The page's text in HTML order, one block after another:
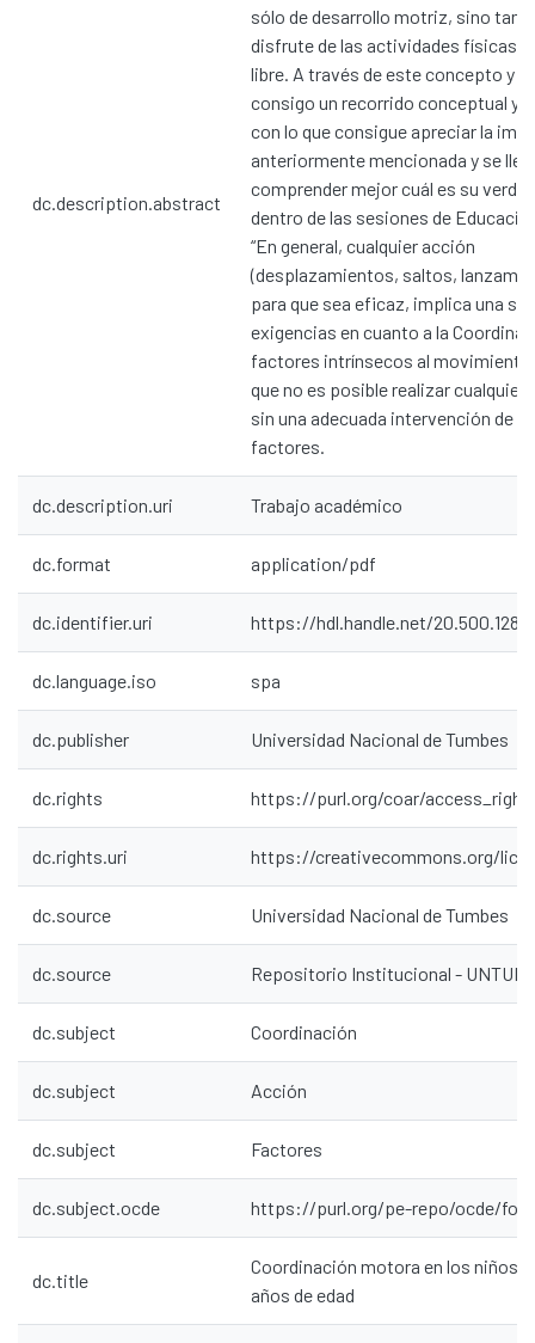
dc.description.abstract
sólo de desarrollo motriz, sino
disfrute de las actividades físicas
libre. A través de este concepto y
consigo un recorrido conceptual y
con lo que consigue apreciar la
anteriormente mencionada y se
comprender mejor cuál es su
dentro de las sesiones de
“En general, cualquier acción
(desplazamientos, saltos,
para que sea eficaz, implica una
exigencias en cuanto a la
factores intrínsecos al
que no es posible realizar cualquier
sin una adecuada intervención de
factores.
dc.description.uri Trabajo académico
dc.format application/pdf
dc.identifier.uri https://hdl.handle.net/
dc.language.iso spa
dc.publisher Universidad Nacional de Tumbes
dc.rights https://purl.org/coar/
dc.rights.uri https://creativecommons.org/
dc.source Universidad Nacional de Tumbes
dc.source Repositorio Institucional -
dc.subject Coordinación
dc.subject Acción
dc.subject Factores
dc.subject.ocde https://purl.org/pe-repo/ocde/
dc.title
Coordinación motora en los niños
años de edad